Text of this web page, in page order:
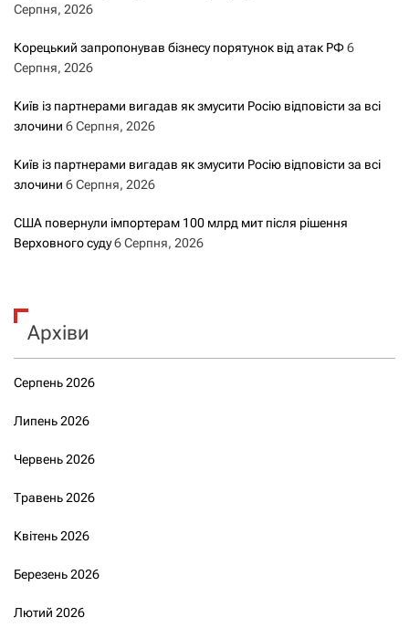
Серпня, 2026
Корецький запропонував бізнесу порятунок від атак РФ6
Серпня, 2026
Київ із партнерами вигадав як змусити Росію відповісти за всі
злочини 6 Серпня, 2026
Київ із партнерами вигадав як змусити Росію відповісти за всі
злочини 6 Серпня, 2026
США повернули імпортерам 100 млрд мит після рішення
Верховного суду6 Серпня, 2026
Архіви
Серпень 2026
Липень 2026
Червень 2026
Травень 2026
Квітень 2026
Березень 2026
Лютий 2026